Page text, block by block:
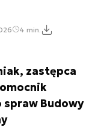
4 min.
zastępca
Budowy